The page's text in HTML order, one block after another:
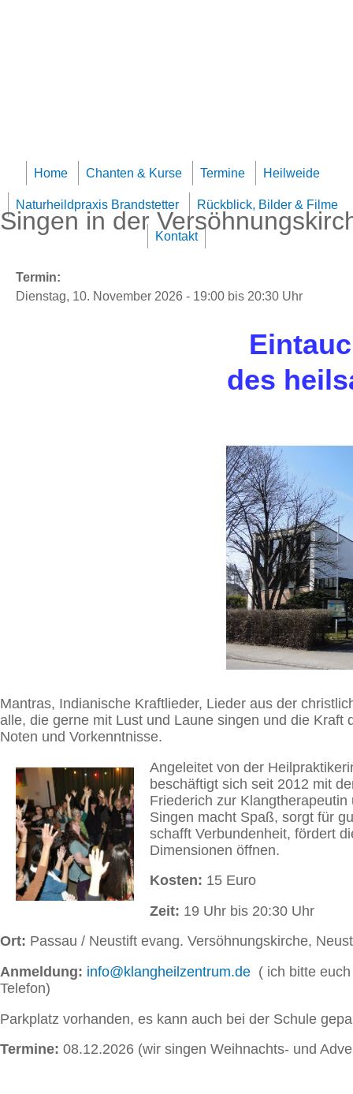
Home Chanten & Kurse Termine Heilweide
Naturheildpraxis Brandstetter Rückblick, Bilder & Filme
Kontakt
Singen in der
Termin:
Dienstag, 10. November 2026 - 19:00 bis 20:30 Uhr
des
Mantras, Indianische Kraftlieder, Lieder aus der
alle, die gerne mit Lust und Laune singen und die
Noten und Vorkenntnisse.
Angeleitet von der
beschäftigt sich seit 2012 mit
Friederich zur
Singen macht Spaß, sorgt für
schafft Verbundenheit, fördert
Dimensionen öffnen.
Kosten: 15 Euro
Zeit: 19 Uhr bis 20:30 Uhr
Ort: Passau / Neustift evang. Versöhnungskirche,
Anmeldung: info@klangheilzentrum.de ( ich bitte
Telefon)
Parkplatz vorhanden, es kann auch bei der Schule
Termine: 08.12.2026 (wir singen Weihnachts- und